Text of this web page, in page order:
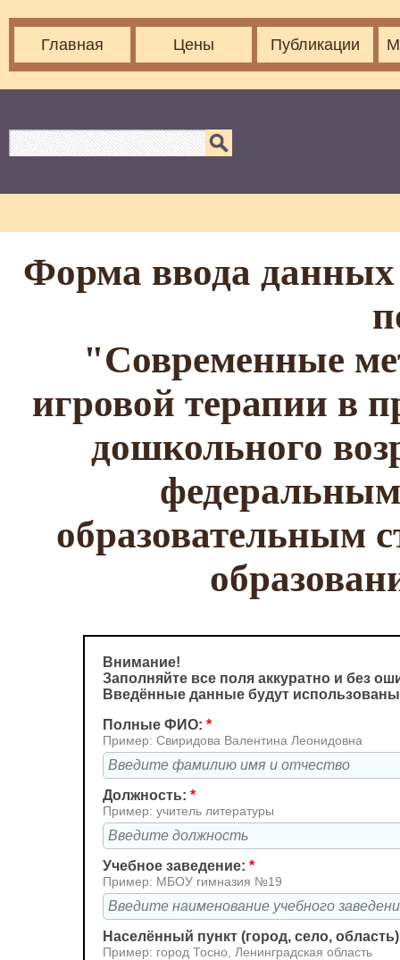
Главная Цены Публикации
Форма ввода данных
"Современные
игровой терапии в
дошкольного
образовательным
Внимание!
Заполняйте все поля аккуратно и без
Введённые данные будут
Полные ФИО: *
Пример: Свиридова Валентина Леонидовна
Должность: *
Пример: учитель литературы
Учебное заведение: *
Пример: МБОУ гимназия №19
Населённый пункт (город, село,
Пример: город Тосно, Ленинградская область